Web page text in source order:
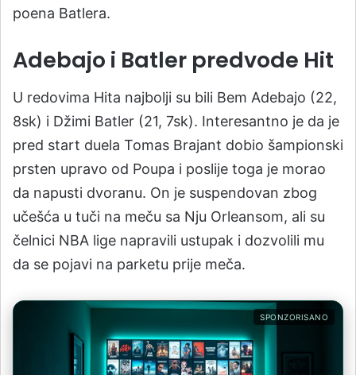
poena Batlera.
Adebajo i Batler predvode Hit
U redovima Hita najbolji su bili Bem Adebajo (22,
8sk) i Džimi Batler (21, 7sk). Interesantno je da je
pred start duela Tomas Brajant dobio šampionski
prsten upravo od Poupa i poslije toga je morao
da napusti dvoranu. On je suspendovan zbog
učešća u tuči na meču sa Nju Orleansom, ali su
čelnici NBA lige napravili ustupak i dozvolili mu
da se pojavi na parketu prije meča.
SPONZORISANO